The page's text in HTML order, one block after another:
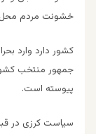
خشونت مردم
کشور دارد وارد
جمهور منتخب
پیوسته است.
سیاست کرزی در